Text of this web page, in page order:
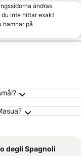
ändras
inte hittar exakt
hamnar på
degli Spagnoli